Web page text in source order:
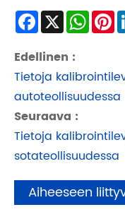
Facebook
X
Edellinen :
Tietoja
autoteollisuudessa
Seuraava :
Tietoja
sotateollisuudessa
Aiheeseen